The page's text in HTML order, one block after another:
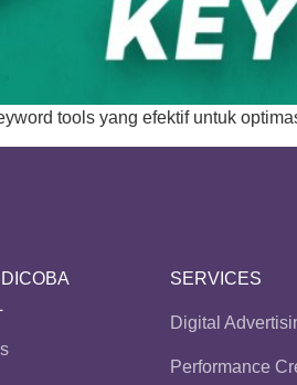
tools yang efektif untuk
SERVICES
Digital
Performance